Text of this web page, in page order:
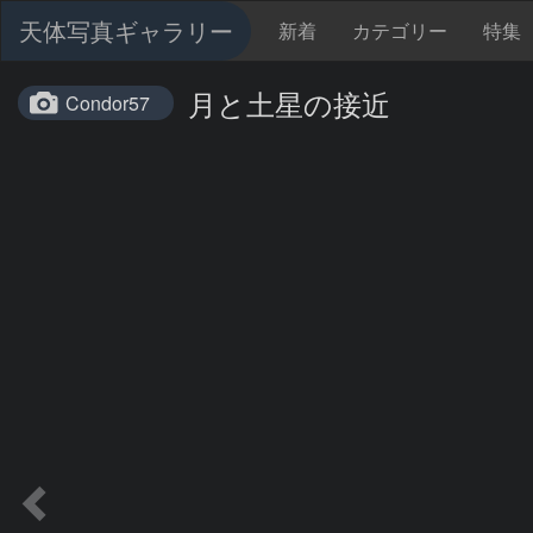
天体写真ギャラリー 新着 カテゴリー 特集
Condor57 月と土星の接近